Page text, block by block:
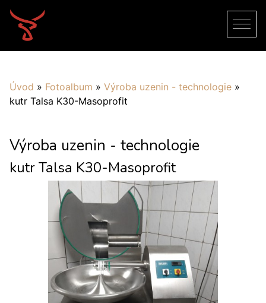
Úvod » Fotoalbum » Výroba uzenin - technologie »
kutr Talsa K30-Masoprofit
Výroba uzenin - technologie
kutr Talsa K30-Masoprofit